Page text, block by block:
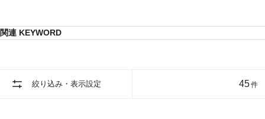
関連 KEYWORD
絞り込み・表示設定 45件